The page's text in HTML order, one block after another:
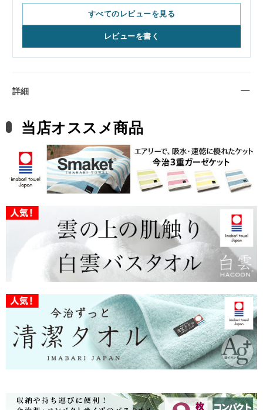
すべてのレビューを見る
レビューを書く
詳細
当店オススメ商品